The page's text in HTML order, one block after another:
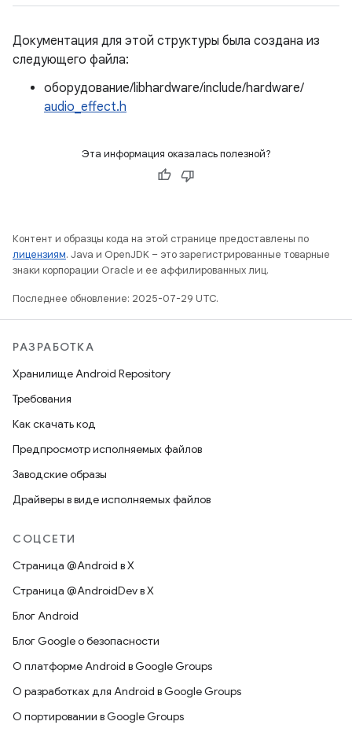
Документация для этой структуры была создана из
следующего файла:
оборудование/libhardware/include/hardware/
audio_effect.h
Эта информация оказалась полезной?
Контент и образцы кода на этой странице предоставлены по
лицензиям. Java и OpenJDK – это зарегистрированные товарные
знаки корпорации Oracle и ее аффилированных лиц.
Последнее обновление: 2025-07-29 UTC.
РАЗРАБОТКА
Хранилище Android Repository
Требования
Как скачать код
Предпросмотр исполняемых файлов
Заводские образы
Драйверы в виде исполняемых файлов
СОЦСЕТИ
Страница @Android в X
Страница @AndroidDev в X
Блог Android
Блог Google о безопасности
О платформе Android в Google Groups
О разработках для Android в Google Groups
О портировании в Google Groups